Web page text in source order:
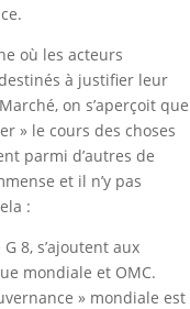
où les acteurs
à justifier leur
on s’aperçoit que
» le cours des choses
parmi d’autres de
et il n’y pas
:
8, s’ajoutent aux
mondiale et OMC.
» mondiale est